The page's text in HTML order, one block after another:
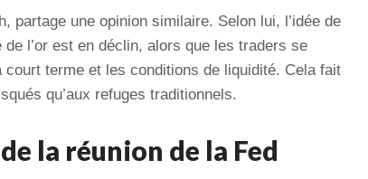
partage une opinion similaire. Selon lui, l’idée de
l’or est en déclin, alors que les traders se
terme et les conditions de liquidité. Cela fait
qu’aux refuges traditionnels.
la réunion de la Fed